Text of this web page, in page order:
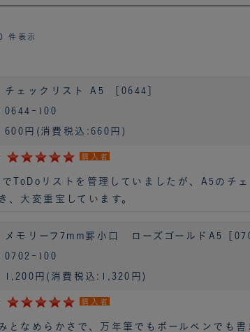
件表示
チェックリスト A5 ［0644］
0644-100
600円 (消費税込:660円)
購入者
ToDoリストを管理していましたが、A5のチ
、大変重宝しています。
メモリーフ7mm罫小口 ローズゴールドA5［
0702-100
1,200円 (消費税込:1,320円)
購入者
となめらかさで、万年筆でもボールペンでも書